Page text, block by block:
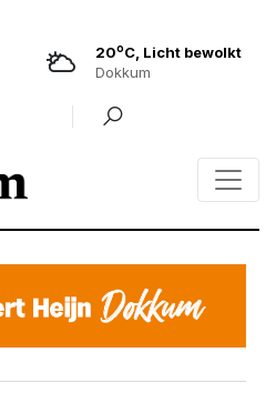
20oC, Licht bewolkt
Dokkum